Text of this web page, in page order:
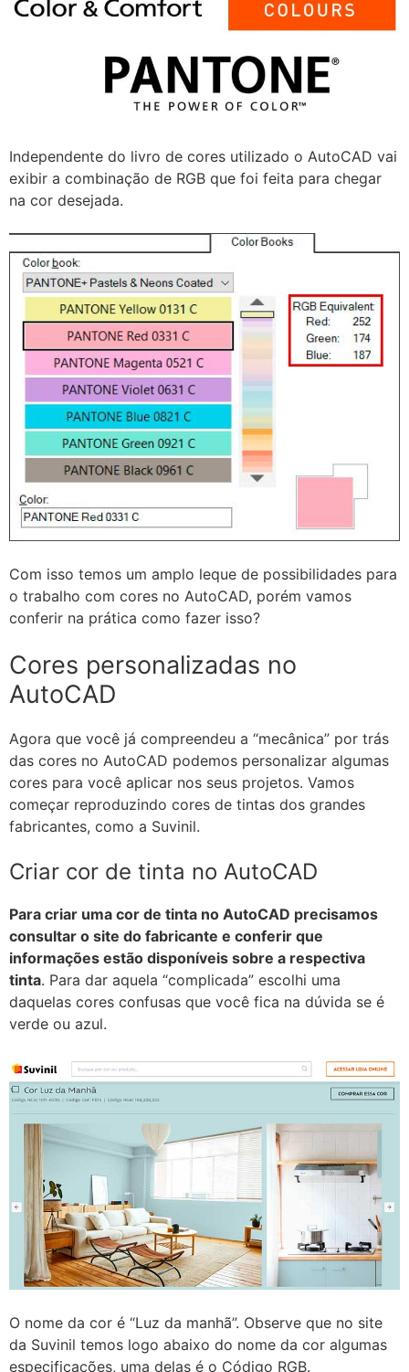
Independente do livro de cores utilizado o AutoCAD vai
exibir a combinação de RGB que foi feita para chegar
na cor desejada.
Com isso temos um amplo leque de possibilidades para
o trabalho com cores no AutoCAD, porém vamos
conferir na prática como fazer isso?
Cores personalizadas no
AutoCAD
Agora que você já compreendeu a “mecânica” por trás
das cores no AutoCAD podemos personalizar algumas
cores para você aplicar nos seus projetos. Vamos
começar reproduzindo cores de tintas dos grandes
fabricantes, como a Suvinil.
Criar cor de tinta no AutoCAD
Para criar uma cor de tinta no AutoCAD precisamos
consultar o site do fabricante e conferir que
informações estão disponíveis sobre a respectiva
tinta. Para dar aquela “complicada” escolhi uma
daquelas cores confusas que você fica na dúvida se é
verde ou azul.
O nome da cor é “Luz da manhã”. Observe que no site
da Suvinil temos logo abaixo do nome da cor algumas
especificações, uma delas é o Código RGB.